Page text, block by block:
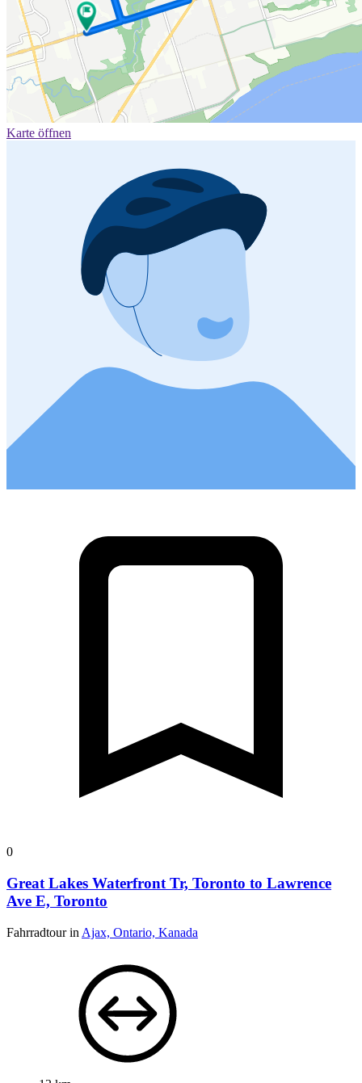
Karte öffnen
0
Great Lakes Waterfront Tr, Toronto to Lawrence
Ave E, Toronto
Fahrradtour in Ajax, Ontario, Kanada